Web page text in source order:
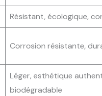
Résistant, écologique,
Corrosion résistante,
Léger, esthétique
biodégradable